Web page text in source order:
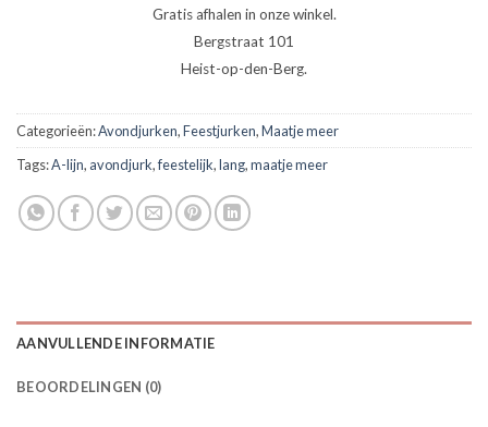
Gratis afhalen in onze winkel.
Bergstraat 101
Heist-op-den-Berg.
Categorieën:Avondjurken,Feestjurken,Maatje meer
Tags:A-lijn, avondjurk,feestelijk,lang,maatje meer
AANVULLENDE INFORMATIE
BEOORDELINGEN (0)